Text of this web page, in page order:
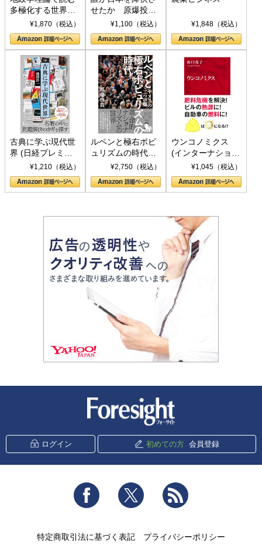
多極化する世界：
トランプとBRICS
の挑戦
¥1,870（税込）
せたか 原爆投
下、ソ連参戦、そ
して聖断 (PHP新
書)
¥1,100（税込） ¥1,848（税込）
古典に学ぶ現代世
界 (日経プレミア
シリーズ)¥1,210（税込）
ルペンと極右ポピ
ュリズムの時代：
〈ヤヌス〉の二つ
の顔
¥2,750（税込）
ウンコノミクス
(インターナショナ
ル新書)¥1,045（税込）
ログイン 初めての方 会員登録
Facebook Twitter
特定商取引法に基づく表記 プライバシーポリシー